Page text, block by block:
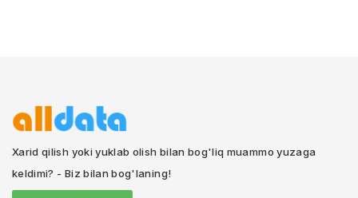
Xarid qilish yoki yuklab olish bilan bog'liq muammo yuzaga
keldimi? - Biz bilan bog'laning!